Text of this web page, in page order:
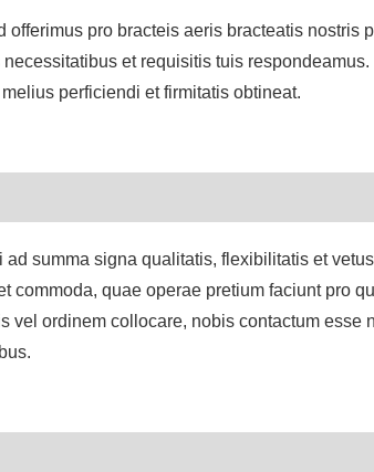
pro bracteis aeris bracteatis nostris
et requisitis tuis
perficiendi et firmitatis obtineat.
summa signa qualitatis, flexibilitatis et
commoda, quae operae pretium faciunt pro
vel ordinem collocare, nobis contactum esse